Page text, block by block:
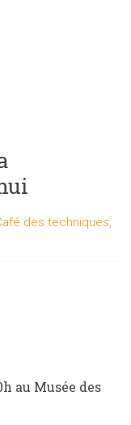
des techniques,
au Musée des